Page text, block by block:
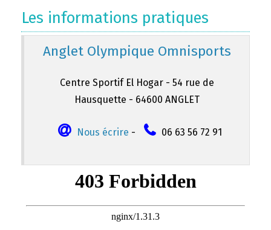
Les informations pratiques
Anglet Olympique Omnisports
Centre Sportif El Hogar - 54 rue de
Hausquette - 64600 ANGLET
Nous écrire - 06 63 56 72 91